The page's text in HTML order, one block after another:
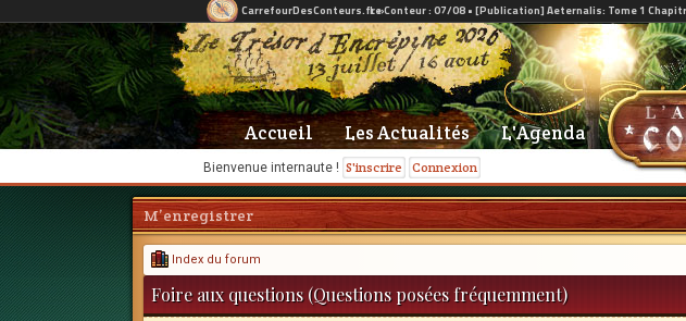
Bienvenue internaute ! S'inscrire Connexion
Accueil Les Actualités L'Agenda
M’enregistrer
Index du forum
Foire aux questions (Questions posées fréquemment)